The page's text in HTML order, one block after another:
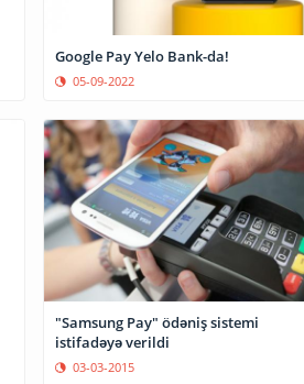
Google Pay Yelo Bank-da!
05-09-2022
"Samsung Pay" ödəniş sistemi
istifadəyə verildi
03-03-2015